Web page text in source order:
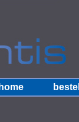
home